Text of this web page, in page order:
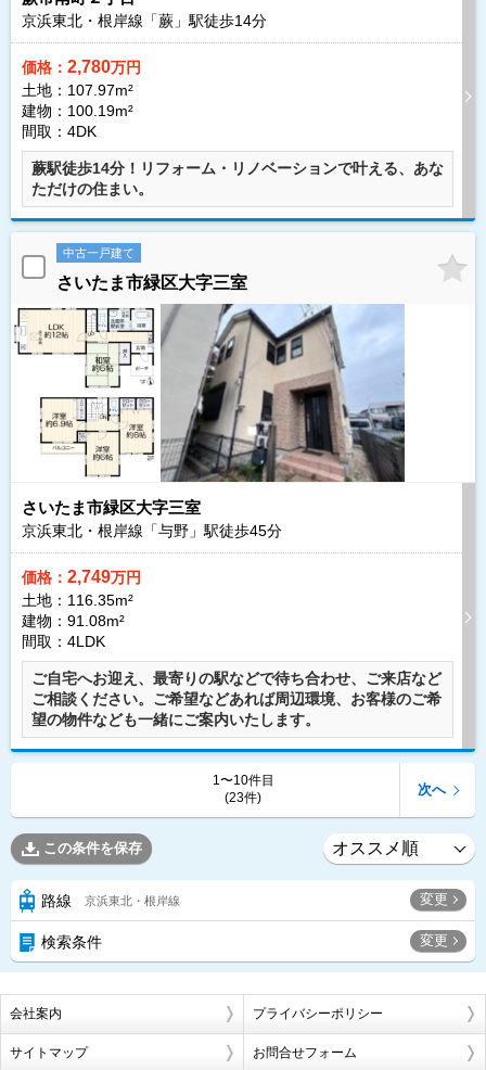
京浜東北・根岸線「蕨」駅徒歩14分
価格： 2,780万円
土地：107.97m²
建物：100.19m²
間取：4DK
蕨駅徒歩14分！リフォーム・リノベーションで叶える、あな
ただけの住まい。
中古一戸建て
さいたま市緑区大字三室
さいたま市緑区大字三室
京浜東北・根岸線「与野」駅徒歩45分
価格： 2,749万円
土地：116.35m²
建物：91.08m²
間取：4LDK
ご自宅へお迎え、最寄りの駅などで待ち合わせ、ご来店など
ご相談ください。ご希望などあれば周辺環境、お客様のご希
望の物件なども一緒にご案内いたします。
1〜10件目
(23件)
次へ
この条件を保存
路線 京浜東北・根岸線 変更
検索条件 変更
会社案内 プライバシーポリシー
サイトマップ お問合せフォーム